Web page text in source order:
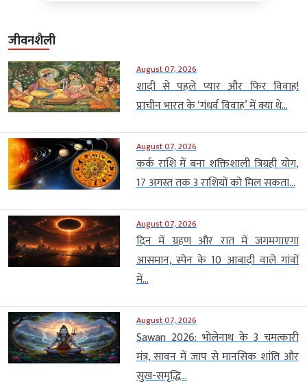
जीवनशैली
August 07, 2026
शादी से पहले प्यार और फिर विवाह!
प्राचीन भारत के ‘गंधर्व विवाह’ में क्या थे...
August 07, 2026
कर्क राशि में बना शक्तिशाली त्रिग्रही योग,
17 अगस्त तक 3 राशियों को मिल सकता...
August 07, 2026
दिन में ग्रहण और रात में जगमगाएगा
आसमान, स्पेन के 10 आबादी वाले गांवों
में...
August 07, 2026
Sawan 2026: भोलेनाथ के 3 चमत्कारी
मंत्र, सावन में जाप से मानसिक शांति और
सुख-समृद्धि...